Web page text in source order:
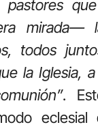
mirada—
todos
la Iglesia,
.